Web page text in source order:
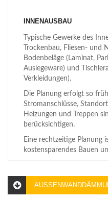
INNENAUSBAU
Typische Gewerke des
Trockenbau, Fliesen- und
Bodenbeläge (Laminat,
Auslegeware) und
Verkleidungen).
Die Planung erfolgt so
Stromanschlüsse,
Heizungen und Treppen
berücksichtigen.
Eine rechtzeitige Planung
kostensparendes Bauen